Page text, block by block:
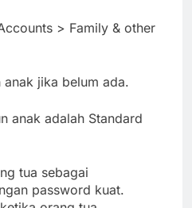
> Family & other
anak jika belum ada.
anak adalah Standard
tua sebagai
password kuat.